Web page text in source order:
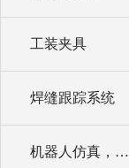
工装夹具
焊缝跟踪系统
机器人仿真，离线编程